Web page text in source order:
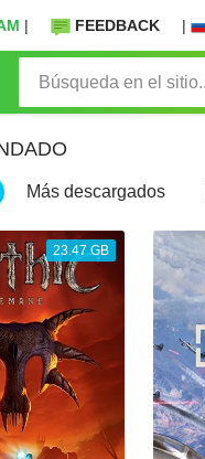
| FEEDBACK |
Más descargados
23.47 GB